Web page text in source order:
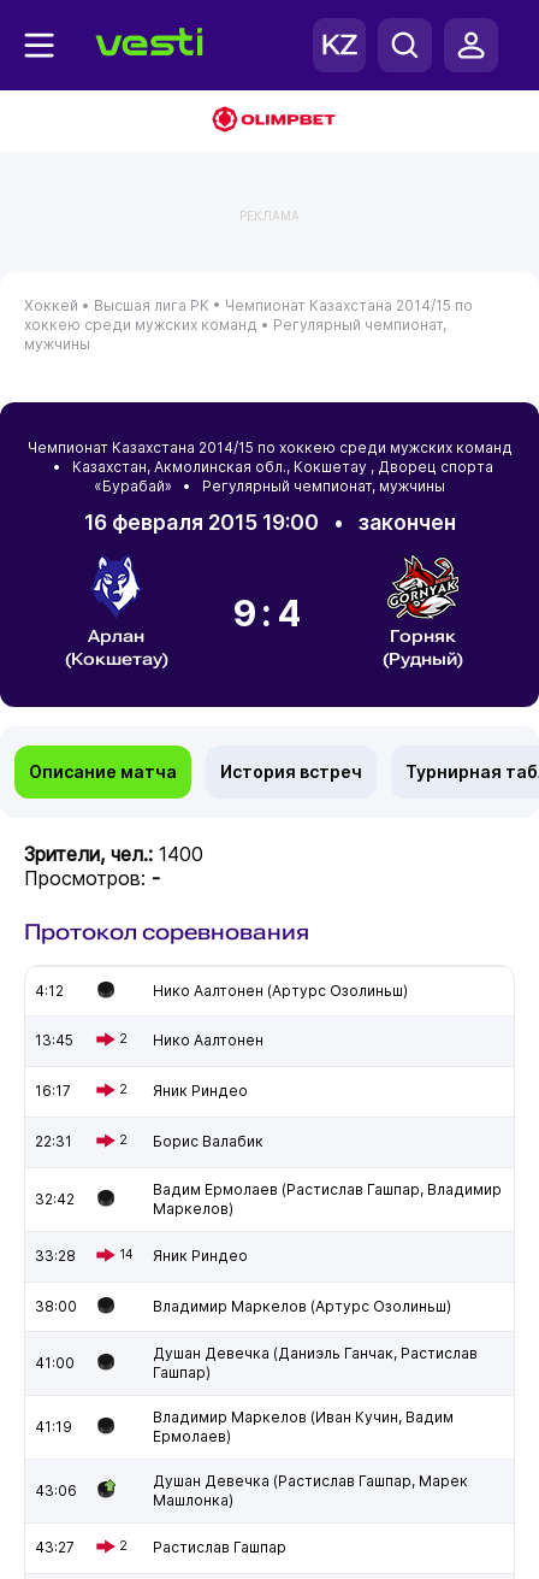
РЕКЛАМА
Хоккей • Высшая лига РК • Чемпионат Казахстана 2014/15 по
хоккею среди мужских команд • Регулярный чемпионат,
мужчины
Чемпионат Казахстана 2014/15 по хоккею среди мужских команд
• Казахстан, Акмолинская обл., Кокшетау , Дворец спорта
«Бурабай» • Регулярный чемпионат, мужчины
16 февраля 2015 19:00 • закончен
Арлан
(Кокшетау)
9:4
Горняк
(Рудный)
Описание матча История встреч Турнирная
Зрители, чел.: 1400
Просмотров: -
Протокол соревнования
4:12 Нико Аалтонен (Артурс Озолиньш)
13:45 2 Нико Аалтонен
16:17 2 Яник Риндео
22:31 2 Борис Валабик
32:42
Вадим Ермолаев (Растислав Гашпар, Владимир
Маркелов)
33:28 14 Яник Риндео
38:00 Владимир Маркелов (Артурс Озолиньш)
41:00
Душан Девечка (Даниэль Ганчак, Растислав
Гашпар)
41:19
Владимир Маркелов (Иван Кучин, Вадим
Ермолаев)
43:06
Душан Девечка (Растислав Гашпар, Марек
Машлонка)
43:27 2 Растислав Гашпар